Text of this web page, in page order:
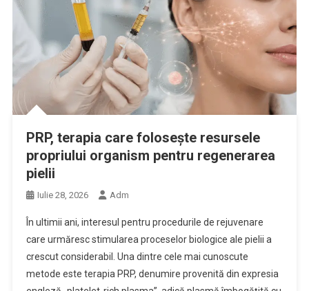
PRP, terapia care folosește resursele
propriului organism pentru regenerarea
pielii
Iulie 28, 2026 Adm
În ultimii ani, interesul pentru procedurile de rejuvenare
care urmăresc stimularea proceselor biologice ale pielii a
crescut considerabil. Una dintre cele mai cunoscute
metode este terapia PRP, denumire provenită din expresia